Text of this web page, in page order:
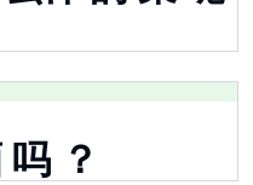
？